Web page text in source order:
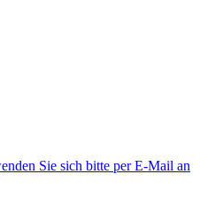
Sie sich bitte per E-Mail an